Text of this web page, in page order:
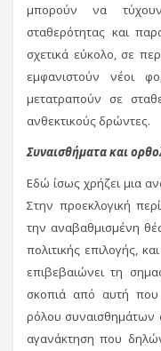
μπορούν να
σταθερότητας και
σχετικά εύκολο, σε
εμφανιστούν νέοι
μετατραπούν σε
ανθεκτικούς δρώντες.
Συναισθήματα και
Εδώ ίσως χρήζει μια
Στην προεκλογική
την αναβαθμισμένη
πολιτικής επιλογής,
επιβεβαιώνει τη
σκοπιά από αυτή που
ρόλου συναισθημάτων
αγανάκτηση που